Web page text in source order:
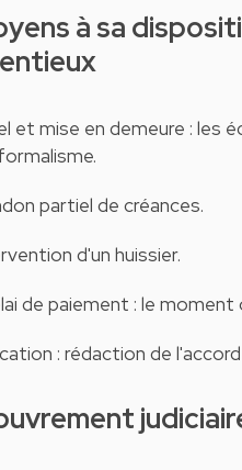
et mise en demeure : les
partiel de créances.
d'un huissier.
de paiement : le moment
: rédaction de